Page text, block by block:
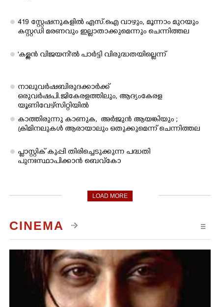
419 സ്റ്റേഷനുകളിൽ എസ്.ഐ വാഴും, മൂന്നാം മുറയും
കസ്റ്റഡി മരണവും ഇല്ലാതാക്കുമെന്നും ചെന്നിത്തല
'കള്ളൻ വിജയനി'ൽ പാർട്ടി വിരുദ്ധതയില്ലെന്ന്
നാലുവർഷ ബിരുദക്കാർക്ക്
ഒരുവർഷ പി.ജി കേരളത്തിലും, ആദ്യം കേരള
യൂണിവേഴ്സിറ്റിയിൽ
കാത്തിരുന്നു കാണുക,​ അർജുൻ ആയങ്കിയും ;
ക്രിമിനലുകൾ ആരായാലും ഒതുക്കുമെന്ന് ചെന്നിത്തല
പ്ളാസ്റ്റിക് കുപ്പി തിരിച്ചെടുക്കുന്ന പദ്ധതി
പുനഃസ്ഥാപിക്കാൻ ബെവ്കോ
LOAD MORE
CINEMA ☰